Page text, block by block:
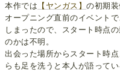
本作では 【ヤンガス】の初期
オープニング直前のイベント
しまったので、スタート時点
のかは不明。
出会った場所からスタート時
らも足を洗うと本人が語ってい